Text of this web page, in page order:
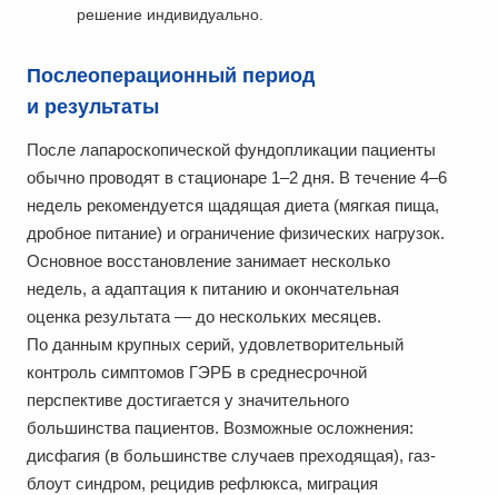
решение индивидуально.
Послеоперационный период
и результаты
После лапароскопической фундопликации пациенты
обычно проводят в стационаре 1–2 дня. В течение 4–6
недель рекомендуется щадящая диета (мягкая пища,
дробное питание) и ограничение физических нагрузок.
Основное восстановление занимает несколько
недель, а адаптация к питанию и окончательная
оценка результата — до нескольких месяцев.
По данным крупных серий, удовлетворительный
контроль симптомов ГЭРБ в среднесрочной
перспективе достигается у значительного
большинства пациентов. Возможные осложнения:
дисфагия (в большинстве случаев преходящая), газ-
блоут синдром, рецидив рефлюкса, миграция